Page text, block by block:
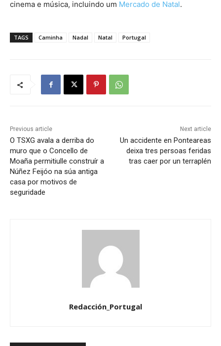
cinema e música, incluindo um Mercado de Natal.
TAGS Caminha Nadal Natal Portugal
Previous article
O TSXG avala a derriba do
muro que o Concello de
Moaña permitiulle construír a
Núñez Feijóo na súa antiga
casa por motivos de
seguridade
Next article
Un accidente en Ponteareas
deixa tres persoas feridas
tras caer por un terraplén
Redacción_Portugal